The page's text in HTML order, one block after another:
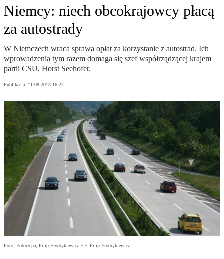
Niemcy: niech obcokrajowcy płacą
za autostrady
W Niemczech wraca sprawa opłat za korzystanie z autostrad. Ich
wprowadzenia tym razem domaga się szef współrządzącej krajem
partii CSU, Horst Seehofer.
Publikacja: 11.08.2013 16:27
Foto: Fotorzepa, Filip Frydrykiewicz F.F. Filip Frydrykiewicz